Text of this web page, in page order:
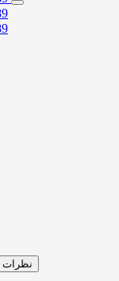
نظرات